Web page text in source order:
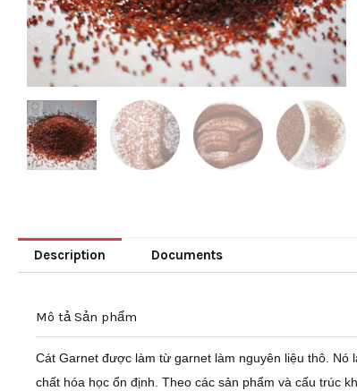
Description Documents
Mô tả Sản phẩm
Cát Garnet được làm từ garnet làm nguyên liệu thô.
chất hóa học ổn định. Theo các sản phẩm và cấu trúc